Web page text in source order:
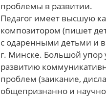
проблемы в развитии.
Педагог имеет высшую
композитором (пишет
с одаренными детьми и
г. Минске. Большой упор
развитию
проблем (заикание,
общепризнанно и